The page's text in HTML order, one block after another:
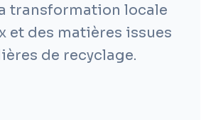
transformation locale
et des matières issues
de recyclage.